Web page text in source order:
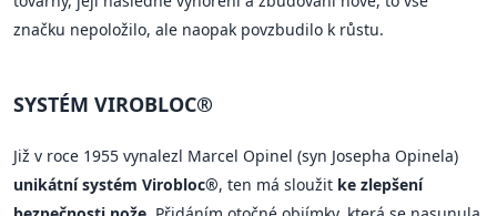
značku nepoložilo, ale naopak povzbudilo k růstu.
SYSTÉM VIROBLOC®
Již v roce 1955 vynalezl Marcel Opinel (syn Josepha Opinela)
unikátní systém Virobloc®, ten má sloužit ke zlepšení